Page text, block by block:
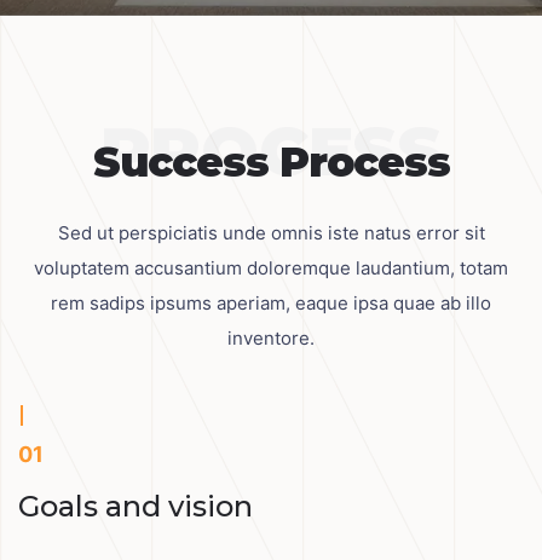
PROCESS
Success Process
Sed ut perspiciatis unde omnis iste natus error sit
voluptatem accusantium doloremque laudantium, totam
rem sadips ipsums aperiam, eaque ipsa quae ab illo
inventore.
01
Goals and vision